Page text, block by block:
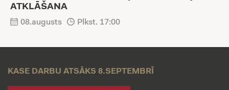
ATKLĀŠANA
08.augusts Plkst. 17:00
KASE DARBU ATSĀKS 8.SEPTEMBRĪ